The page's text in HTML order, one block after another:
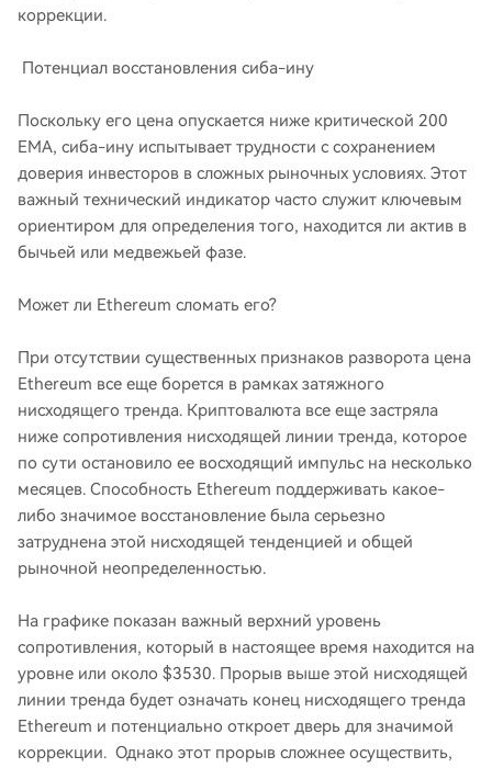
коррекции.
Потенциал восстановления сиба-ину
Поскольку его цена опускается ниже критической 200
EMA, сиба-ину испытывает трудности с сохранением
доверия инвесторов в сложных рыночных условиях. Этот
важный технический индикатор часто служит ключевым
ориентиром для определения того, находится ли актив в
бычьей или медвежьей фазе.
Может ли Ethereum сломать его?
При отсутствии существенных признаков разворота цена
Ethereum все еще борется в рамках затяжного
нисходящего тренда. Криптовалюта все еще застряла
ниже сопротивления нисходящей линии тренда, которое
по сути остановило ее восходящий импульс на несколько
месяцев. Способность Ethereum поддерживать какое-
либо значимое восстановление была серьезно
затруднена этой нисходящей тенденцией и общей
рыночной неопределенностью.
На графике показан важный верхний уровень
сопротивления, который в настоящее время находится на
уровне или около $3530. Прорыв выше этой нисходящей
линии тренда будет означать конец нисходящего тренда
Ethereum и потенциально откроет дверь для значимой
коррекции. Однако этот прорыв сложнее осуществить,